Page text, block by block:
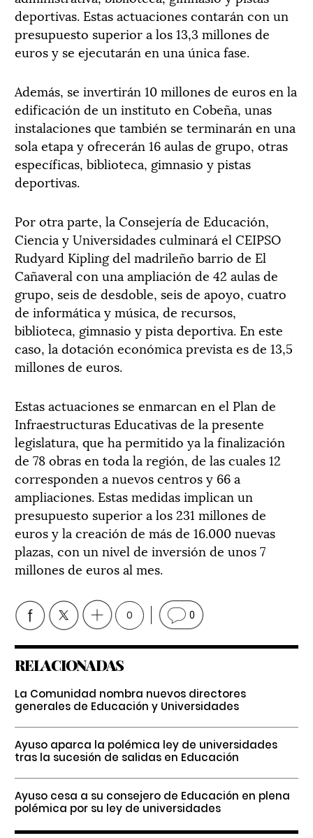
deportivas. Estas actuaciones contarán con un
presupuesto superior a los 13,3 millones de
euros y se ejecutarán en una única fase.
Además, se invertirán 10 millones de euros en la
edificación de un instituto en Cobeña, unas
instalaciones que también se terminarán en una
sola etapa y ofrecerán 16 aulas de grupo, otras
específicas, biblioteca, gimnasio y pistas
deportivas.
Por otra parte, la Consejería de Educación,
Ciencia y Universidades culminará el CEIPSO
Rudyard Kipling del madrileño barrio de El
Cañaveral con una ampliación de 42 aulas de
grupo, seis de desdoble, seis de apoyo, cuatro
de informática y música, de recursos,
biblioteca, gimnasio y pista deportiva. En este
caso, la dotación económica prevista es de 13,5
millones de euros.
Estas actuaciones se enmarcan en el Plan de
Infraestructuras Educativas de la presente
legislatura, que ha permitido ya la finalización
de 78 obras en toda la región, de las cuales 12
corresponden a nuevos centros y 66 a
ampliaciones. Estas medidas implican un
presupuesto superior a los 231 millones de
euros y la creación de más de 16.000 nuevas
plazas, con un nivel de inversión de unos 7
millones de euros al mes.
0 0
RELACIONADAS
La Comunidad nombra nuevos directores
generales de Educación y Universidades
Ayuso aparca la polémica ley de universidades
tras la sucesión de salidas en Educación
Ayuso cesa a su consejero de Educación en plena
polémica por su ley de universidades